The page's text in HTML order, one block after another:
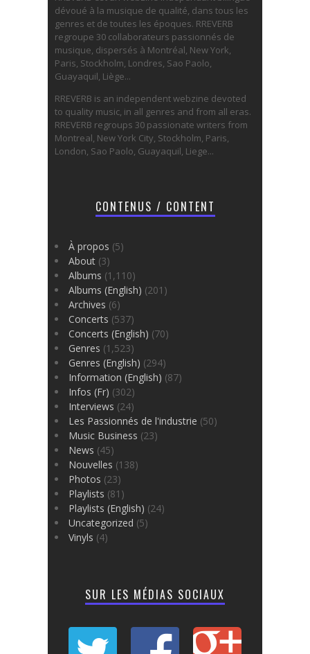
dévoué à la musique de qualité, dans tous les
genres et de toutes les époques. RREVERB
regroupe 30 collaborateurs passionnés de
musique, dispersés à Montréal, New York,
Paris, Stockholm, Londres, Sao Paolo,
Guayaquil, Liège...
RREVERB is an independent webzine devoted
to quality music, in all genres and from all eras.
RREVERB regroups 30 passionate writers from
Montreal, New York City, Stockholm, Paris,
London, Sao Paolo, Guayaquil, Liege...
CONTENUS / CONTENT
À propos (5)
About (3)
Albums (1,110)
Albums (English) (201)
Archives (6)
Concerts (537)
Concerts (English) (70)
Genres (1,523)
Genres (English) (294)
Information (English) (87)
Infos (Fr) (302)
Interviews (24)
Les Passionnés de l'industrie (50)
Music Business (23)
News (45)
Nouvelles (138)
Photos (23)
Playlists (81)
Playlists (English) (24)
Uncategorized (5)
Vinyls (4)
SUR LES MÉDIAS SOCIAUX